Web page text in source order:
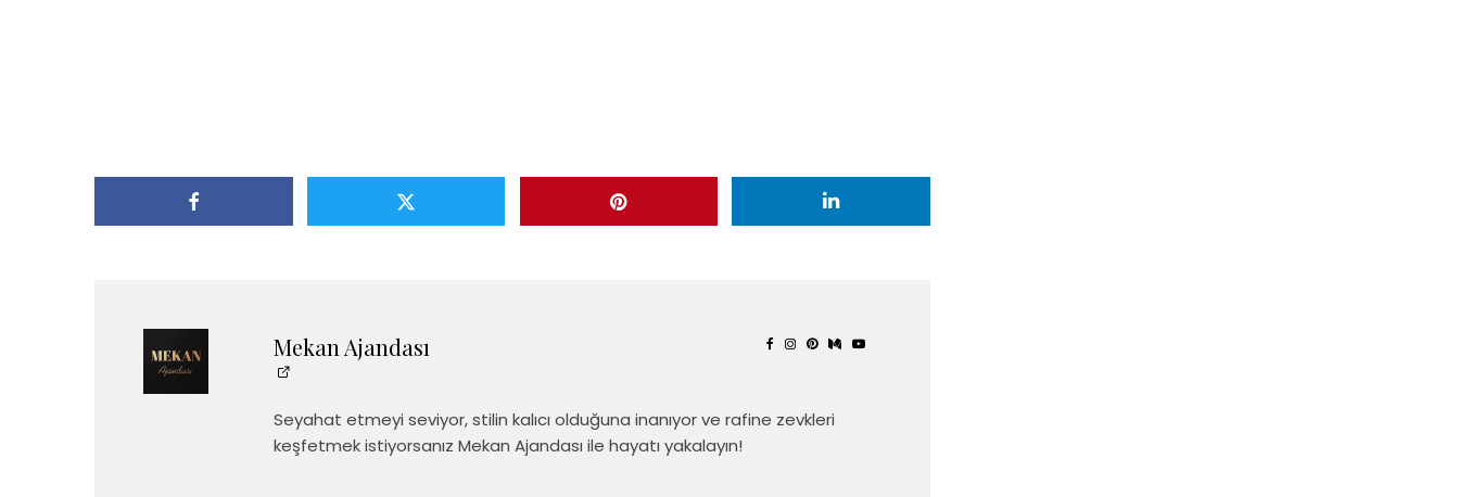
Mekan Ajandası
Seyahat etmeyi seviyor, stilin kalıcı olduğuna inanıyor ve rafine zevkleri
keşfetmek istiyorsanız Mekan Ajandası ile hayatı yakalayın!